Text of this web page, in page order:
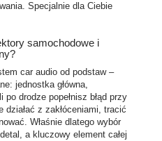
Specjalnie dla Ciebie
samochodowe i
car audio od podstaw –
jednostka główna,
po drodze popełnisz błąd przy
działać z zakłóceniami, tracić
Właśnie dlatego wybór
a kluczowy element całej